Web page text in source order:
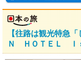
【往路は観光特急
Ｎ ＨＯＴＥＬ Ｉ